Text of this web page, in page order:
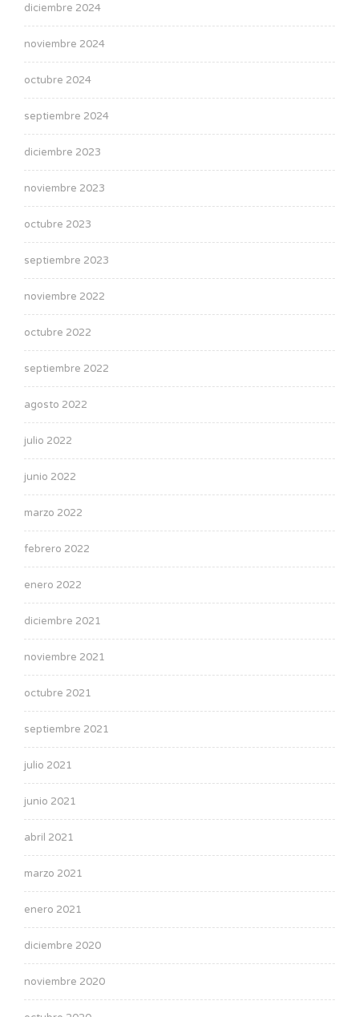
diciembre 2024
noviembre 2024
octubre 2024
septiembre 2024
diciembre 2023
noviembre 2023
octubre 2023
septiembre 2023
noviembre 2022
octubre 2022
septiembre 2022
agosto 2022
julio 2022
junio 2022
marzo 2022
febrero 2022
enero 2022
diciembre 2021
noviembre 2021
octubre 2021
septiembre 2021
julio 2021
junio 2021
abril 2021
marzo 2021
enero 2021
diciembre 2020
noviembre 2020